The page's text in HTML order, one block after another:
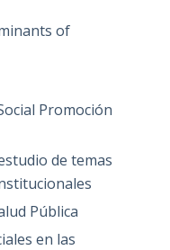
of
Promoción
de temas
Pública
en las